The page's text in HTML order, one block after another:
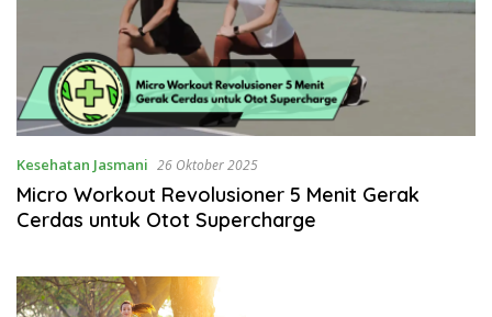
Kesehatan Jasmani 26 Oktober 2025
Micro Workout Revolusioner 5 Menit Gerak
Cerdas untuk Otot Supercharge